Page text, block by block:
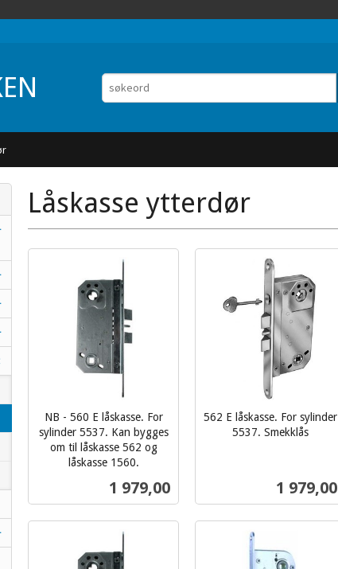
Låskasse ytterdør
NB - 560 E låskasse. For
sylinder 5537. Kan bygges
om til låskasse 562 og
låskasse 1560.
Pris
1 979,00
Les mer
562 E låskasse. For sylinder
5537. Smekklås
Pris
1 979,00
Les mer